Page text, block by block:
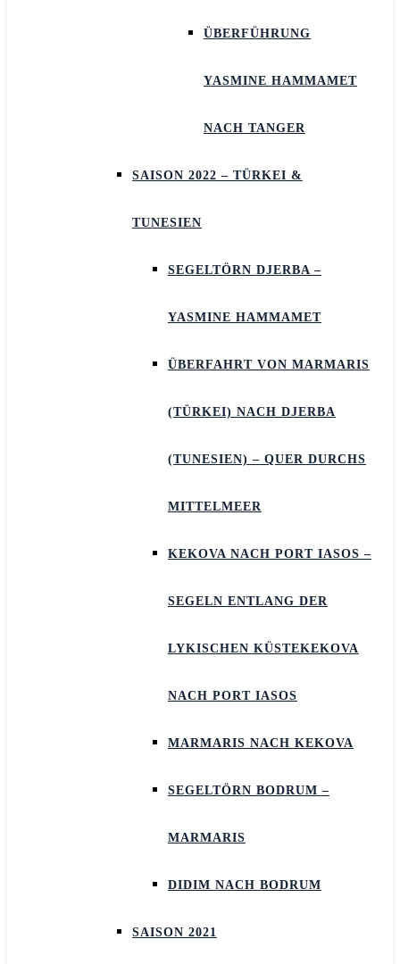
ÜBERFÜHRUNG
YASMINE HAMMAMET
NACH TANGER
SAISON 2022 – TÜRKEI &
TUNESIEN
SEGELTÖRN DJERBA –
YASMINE HAMMAMET
ÜBERFAHRT VON MARMARIS
(TÜRKEI) NACH DJERBA
(TUNESIEN) – QUER DURCHS
MITTELMEER
KEKOVA NACH PORT IASOS –
SEGELN ENTLANG DER
LYKISCHEN KÜSTEKEKOVA
NACH PORT IASOS
MARMARIS NACH KEKOVA
SEGELTÖRN BODRUM –
MARMARIS
DIDIM NACH BODRUM
SAISON 2021